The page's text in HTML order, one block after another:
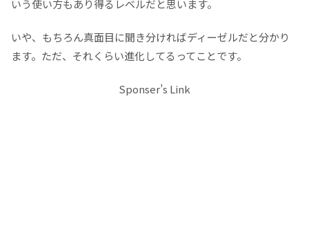
いう使い方もあり得るレベルだと思います。
いや、もちろん真面目に聞き分ければディーゼルだと分かり
ます。ただ、それくらい進化してるってことです。
Sponser’s Link